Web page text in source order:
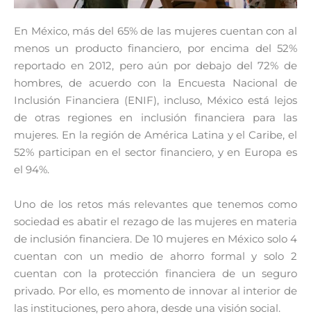
En México, más del 65% de las mujeres cuentan con al
menos un producto financiero, por encima del 52%
reportado en 2012, pero aún por debajo del 72% de
hombres, de acuerdo con la Encuesta Nacional de
Inclusión Financiera (ENIF), incluso, México está lejos
de otras regiones en inclusión financiera para las
mujeres. En la región de América Latina y el Caribe, el
52% participan en el sector financiero, y en Europa es
el 94%.
Uno de los retos más relevantes que tenemos como
sociedad es abatir el rezago de las mujeres en materia
de inclusión financiera. De 10 mujeres en México solo 4
cuentan con un medio de ahorro formal y solo 2
cuentan con la protección financiera de un seguro
privado. Por ello, es momento de innovar al interior de
las instituciones, pero ahora, desde una visión social.